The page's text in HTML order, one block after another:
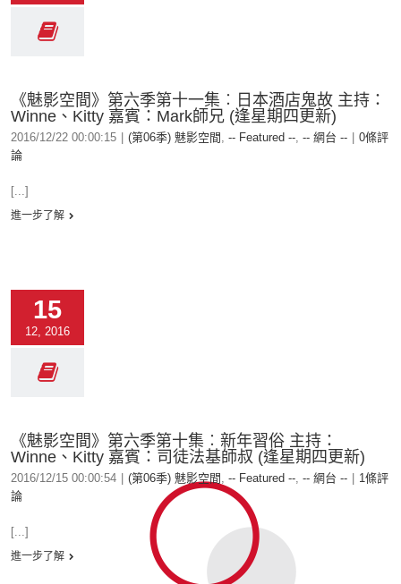
《魅影空間》第六季第十一集︰日本酒店鬼故 主持：
Winne、Kitty 嘉賓：Mark師兄 (逢星期四更新)
2016/12/22 00:00:15 (第06季) 魅影空間 , -- Featured --, -- 網台 --
0條評
論
[...]
進一步了解
15
12, 2016
《魅影空間》第六季第十集︰新年習俗 主持：
Winne、Kitty 嘉賓：司徒法基師叔 (逢星期四更新)
2016/12/15 00:00:54 (第06季) 魅影空間 , -- Featured --, -- 網台 --
1條評
論
[...]
進一步了解